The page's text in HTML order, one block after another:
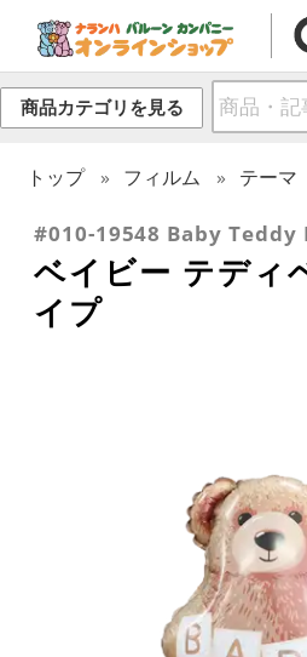
商品カテゴリを見る
トップ フィルム テーマ
#010-19548 Baby Teddy
ベイビー テディ
イプ